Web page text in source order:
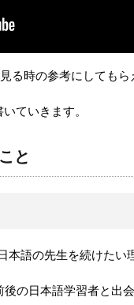
る時の参考にしてもら
ていきます。
と
語の先生を続けたい
の日本語学習者と出会